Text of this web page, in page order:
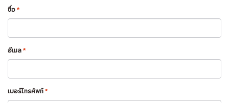
ชื่อ*
อีเมล*
เบอร์โทรศัพท์*